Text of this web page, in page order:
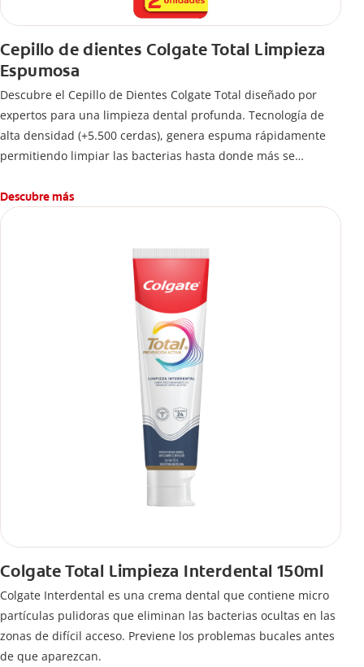
Cepillo de dientes Colgate Total Limpieza
Espumosa
Descubre el Cepillo de Dientes Colgate Total diseñado por
expertos para una limpieza dental profunda. Tecnología de
alta densidad (+5.500 cerdas), genera espuma rápidamente
permitiendo limpiar las bacterias hasta donde más se
Descubre más
Colgate Total Limpieza Interdental 150ml
Colgate Interdental es una crema dental que contiene micro
partículas pulidoras que eliminan las bacterias ocultas en las
zonas de difícil acceso. Previene los problemas bucales antes
de que aparezcan.